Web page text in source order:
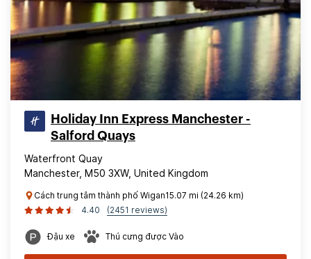
Holiday Inn Express Manchester -
Salford Quays
Waterfront Quay
Manchester, M50 3XW, United Kingdom
Cách trung tâm thành phố Wigan15.07 mi (24.26 km)
4.40
(2451 reviews)
Đậu xe Thú cưng được Vào